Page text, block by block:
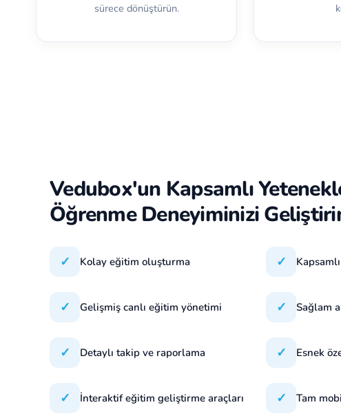
sürece dönüştürün.
Vedubox'un Kapsamlı
Öğrenme Deneyiminizi
✓ Kolay eğitim oluşturma ✓
✓ Gelişmiş canlı eğitim yönetimi ✓ Sağlam
✓ Detaylı takip ve raporlama ✓ Esnek
✓ İnteraktif eğitim geliştirme araçları ✓ Tam